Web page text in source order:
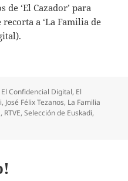
‘El Cazador’ para
a ‘La Familia de
Etiquetas
El Confidencial Digital, El
, José Félix Tezanos, La Familia
, RTVE,Selección de Euskadi,